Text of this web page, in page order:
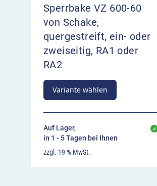
Sperrbake VZ 600-60
von Schake,
quergestreift, ein- oder
zweiseitig, RA1 oder
RA2
Variante wählen
Auf Lager,
in 1 - 5 Tagen bei Ihnen
zzgl. 19 % MwSt.